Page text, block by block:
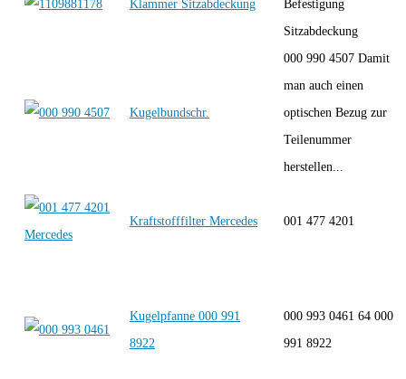
Klammer Sitzabdeckung
Befestigung
Sitzabdeckung
Kugelbundschr.
000 990 4507 Damit
man auch einen
optischen Bezug zur
Teilenummer
herstellen...
Kraftstofffilter Mercedes 001 477 4201
Kugelpfanne 000 991
8922
000 993 0461 64 000
991 8922